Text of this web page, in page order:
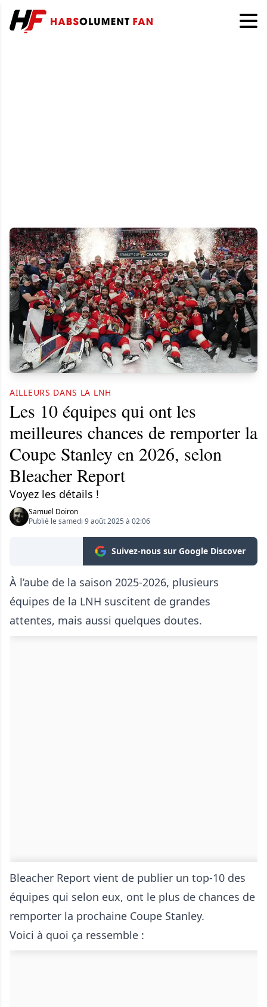
AILLEURS DANS LA LNH
Les 10 équipes qui ont les
meilleures chances de remporter la
Coupe Stanley en 2026, selon
Bleacher Report
Voyez les détails !
Samuel Doiron
Publié le samedi 9 août 2025 à 02:06
Suivez-nous sur Google Discover
À l’aube de la saison 2025-2026, plusieurs
équipes de la LNH suscitent de grandes
attentes, mais aussi quelques doutes.
Bleacher Report vient de publier un top-10 des
équipes qui selon eux, ont le plus de chances de
remporter la prochaine Coupe Stanley.
Voici à quoi ça ressemble :